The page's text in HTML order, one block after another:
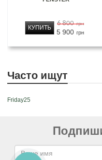
6 800 грн
5 900 грн
КУПИТЬ
Часто ищут
Friday25